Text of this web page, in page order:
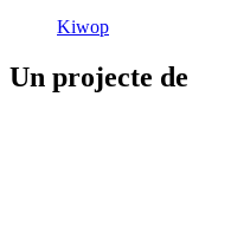
Kiwop
Un projecte de